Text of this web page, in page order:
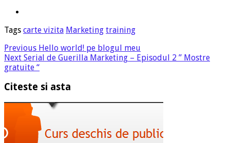
Tags carte vizita Marketing training
Previous Hello world! pe blogul meu
Next Serial de Guerilla Marketing – Episodul 2 ” Mostre
gratuite “
Citeste si asta